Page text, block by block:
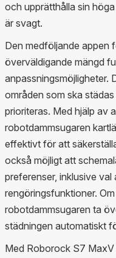
och upprätthålla sin
är svagt.
Den medföljande appen
överväldigande mängd
anpassningsmöjligheter.
områden som ska
prioriteras. Med hjälp av
robotdammsugaren
effektivt för att
också möjligt att
preferenser, inklusive val
rengöringsfunktioner.
robotdammsugaren ta
städningen automatiskt
Med Roborock S7